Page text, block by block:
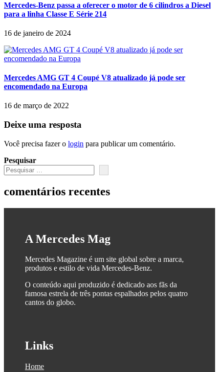
Mercedes-Benz passa a oferecer o motor de 6 cilindros a Diesel
para a linha Classe E Série 214
16 de janeiro de 2024
Mercedes AMG GT 4 Coupé V8 atualizado já pode ser
encomendado na Europa
16 de março de 2022
Deixe uma resposta
Você precisa fazer o login para publicar um comentário.
Pesquisar
comentários recentes
A Mercedes Mag
Mercedes Magazine é um site global sobre a marca,
produtos e estilo de vida Mercedes-Benz.
O conteúdo aqui produzido é dedicado aos fãs da
famosa estrela de três pontas espalhados pelos quatro
cantos do globo.
Links
Home